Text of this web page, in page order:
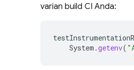
varian build CI Anda:
System .getenv(